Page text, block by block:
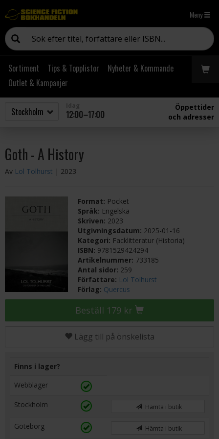
Meny
Sortiment Tips & Topplistor
Nyheter & Kommande
Outlet & Kampanjer
12:00–17:00
Öppettider
och adresser
Goth - A History
Av Lol Tolhurst | 2023
Format: Pocket
Språk: Engelska
Skriven: 2023
Utgivningsdatum: 2025-01-16
Kategori: Facklitteratur (Historia)
ISBN: 9781529424294
Artikelnummer: 733185
Antal sidor: 259
Författare: Lol Tolhurst
Förlag: Quercus
Beställ 179 kr
Lägg till på önskelista
Finns i lager?
Webblager
Stockholm Hämta i butik
Göteborg Hämta i butik